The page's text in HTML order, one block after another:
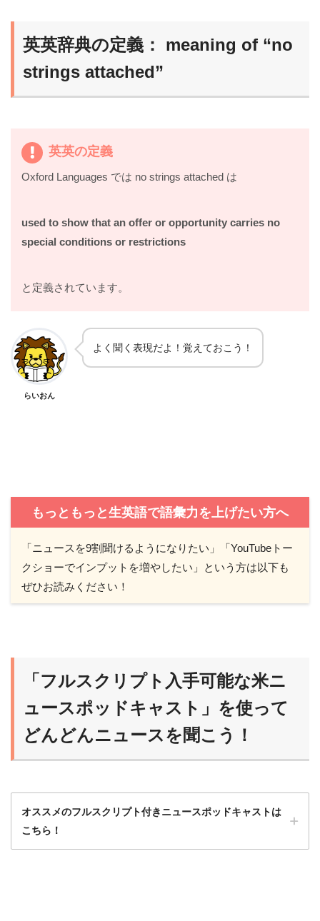
英英辞典の定義： meaning of “no
strings attached”
英英の定義
Oxford Languages では no strings attached は
used to show that an offer or opportunity carries no
special conditions or restrictions
と定義されています。
らいおん
よく聞く表現だよ！覚えておこう！
もっともっと生英語で語彙力を上げたい方へ
「ニュースを9割聞けるようになりたい」「YouTubeトー
クショーでインプットを増やしたい」という方は以下も
ぜひお読みください！
「フルスクリプト入手可能な米ニ
ュースポッドキャスト」を使って
どんどんニュースを聞こう！
オススメのフルスクリプト付きニュースポッドキャストは
こちら！